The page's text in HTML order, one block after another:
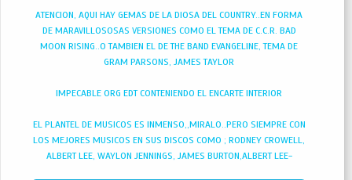
ATENCION, AQUI HAY GEMAS DE LA DIOSA DEL COUNTRY..EN FORMA
DE MARAVILLOSOSAS VERSIONES COMO EL TEMA DE C.C.R. BAD
MOON RISING..O TAMBIEN EL DE THE BAND EVANGELINE, TEMA DE
GRAM PARSONS, JAMES TAYLOR
IMPECABLE ORG EDT CONTENIENDO EL ENCARTE INTERIOR
EL PLANTEL DE MUSICOS ES INMENSO,,MIRALO..PERO SIEMPRE CON
LOS MEJORES MUSICOS EN SUS DISCOS COMO ; RODNEY CROWELL,
ALBERT LEE, WAYLON JENNINGS, JAMES BURTON,ALBERT LEE-